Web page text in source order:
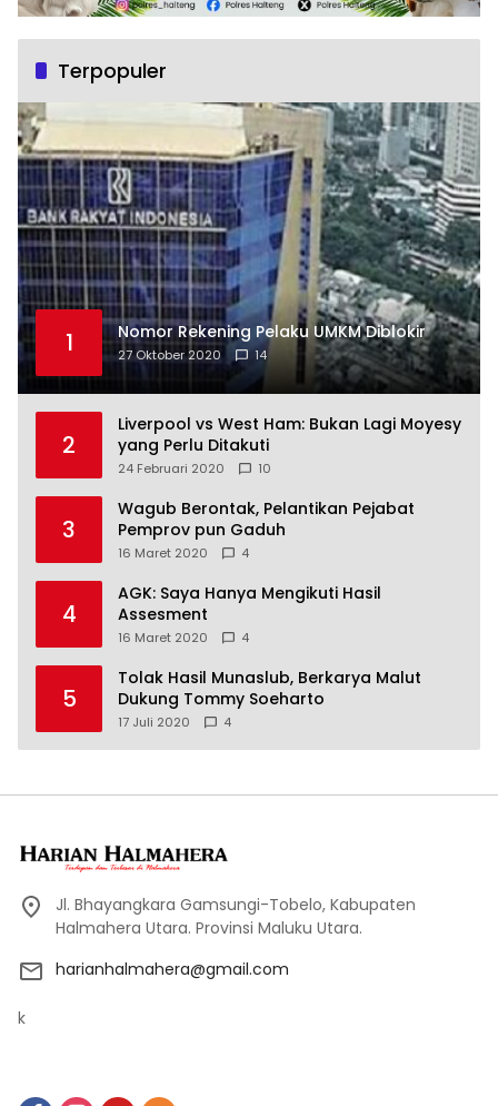
Terpopuler
1 Nomor Rekening Pelaku UMKM Diblokir
27 Oktober 2020 14
2
Liverpool vs West Ham: Bukan Lagi Moyesy
yang Perlu Ditakuti
24 Februari 2020 10
3
Wagub Berontak, Pelantikan Pejabat
Pemprov pun Gaduh
16 Maret 2020 4
4
AGK: Saya Hanya Mengikuti Hasil
Assesment
16 Maret 2020 4
5
Tolak Hasil Munaslub, Berkarya Malut
Dukung Tommy Soeharto
17 Juli 2020 4
Jl. Bhayangkara Gamsungi-Tobelo, Kabupaten
Halmahera Utara. Provinsi Maluku Utara.
harianhalmahera@gmail.com
k